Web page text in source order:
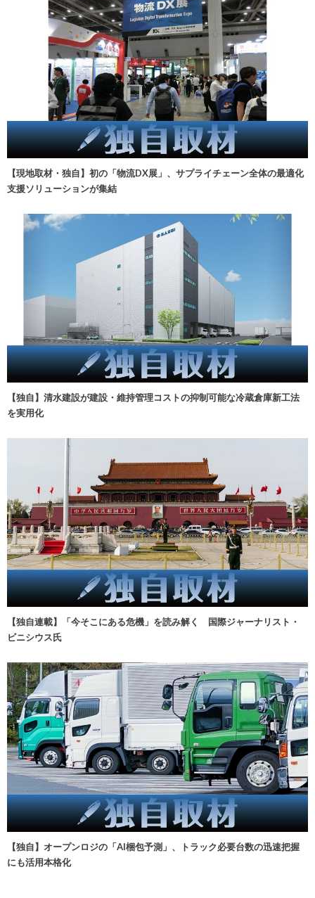
【現地取材・独自】初の「物流DX展」、サプライチェーン全体の最適化
支援ソリューションが集結
【独自】清水建設が建設・維持管理コストの抑制可能な冷蔵倉庫新工法
を実用化
【独自連載】「今そこにある危機」を読み解く 国際ジャーナリスト・
ビニシウス氏
【独自】オープンロジの「AI梱包予測」、トラック必要台数の迅速把握
にも活用本格化